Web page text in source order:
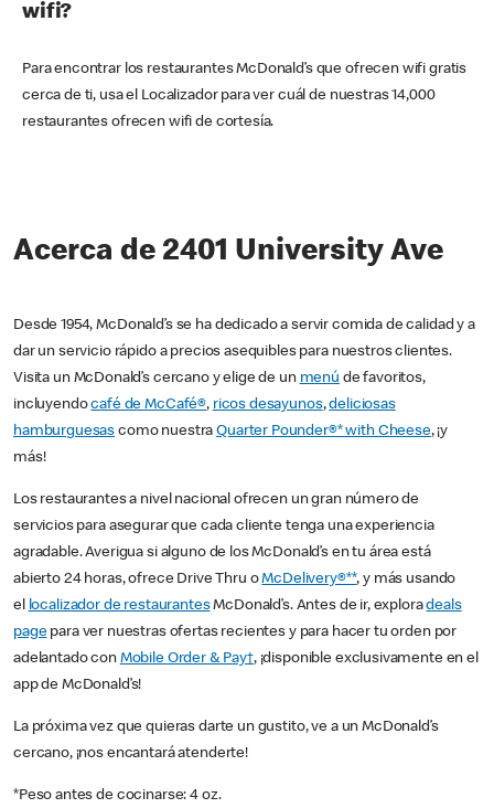
wifi?
Para encontrar los restaurantes McDonald’s que ofrecen wifi gratis
cerca de ti, usa el Localizador para ver cuál de nuestras 14,000
restaurantes ofrecen wifi de cortesía.
Acerca de 2401 University Ave
Desde 1954, McDonald’s se ha dedicado a servir comida de calidad y a
dar un servicio rápido a precios asequibles para nuestros clientes.
Visita un McDonald’s cercano y elige de un menú de favoritos,
incluyendocafé de McCafé®, ricos desayunos,deliciosas
hamburguesas como nuestraQuarter Pounder®* with Cheese, ¡y
más!
Los restaurantes a nivel nacional ofrecen un gran número de
servicios para asegurar que cada cliente tenga una experiencia
agradable. Averigua si alguno de los McDonald’s en tu área está
abierto 24 horas, ofrece Drive Thru oMcDelivery®**, y más usando
el localizador de restaurantesMcDonald’s. Antes de ir, exploradeals
pagepara ver nuestras ofertas recientes y para hacer tu orden por
adelantado con Mobile Order & Pay†, ¡disponible exclusivamente en el
app de McDonald’s!
La próxima vez que quieras darte un gustito, ve a un McDonald’s
cercano, ¡nos encantará atenderte!
*Peso antes de cocinarse: 4 oz.